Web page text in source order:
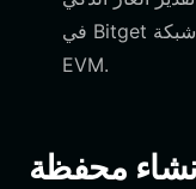
في Bitget على توقيت معاملاتك بفعالية على شبكة
EVM.